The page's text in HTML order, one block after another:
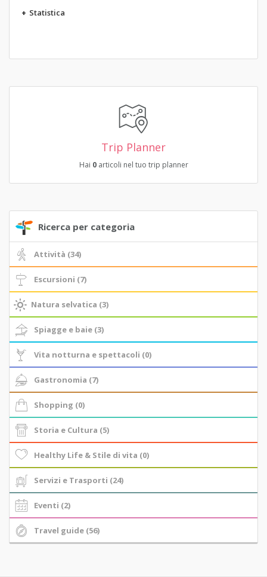
+ Statistica
Trip Planner
Hai 0articoli nel tuo trip planner
Ricerca per categoria
Attività (34)
Escursioni (7)
Natura selvatica (3)
Spiagge e baie (3)
Vita notturna e spettacoli (0)
Gastronomia (7)
Shopping (0)
Storia e Cultura (5)
Healthy Life & Stile di vita (0)
Servizi e Trasporti (24)
Eventi (2)
Travel guide (56)